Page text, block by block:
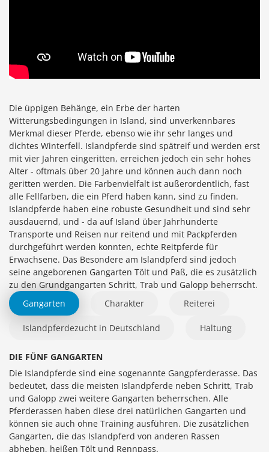
Die üppigen Behänge, ein Erbe der harten
Witterungsbedingungen in Island, sind unverkennbares
Merkmal dieser Pferde, ebenso wie ihr sehr langes und
dichtes Winterfell. Islandpferde sind spätreif und werden erst
mit vier Jahren eingeritten, erreichen jedoch ein sehr hohes
Alter - oftmals über 20 Jahre und können auch dann noch
geritten werden. Die Farbenvielfalt ist außerordentlich, fast
alle Fellfarben, die ein Pferd haben kann, sind zu finden.
Islandpferde haben eine robuste Gesundheit und sind sehr
ausdauernd, und - da auf Island über Jahrhunderte
Transporte und Reisen nur reitend und mit Packpferden
durchgeführt werden konnten, echte Reitpferde für
Erwachsene. Das Besondere am Islandpferd sind jedoch
seine angeborenen Gangarten Tölt und Paß, die es zusätzlich
zu den Grundgangarten Schritt, Trab und Galopp beherrscht.
Gangarten
Charakter Reiterei
Islandpferdezucht in Deutschland Haltung
DIE FÜNF GANGARTEN
Die Islandpferde sind eine sogenannte Gangpferderasse. Das
bedeutet, dass die meisten Islandpferde neben Schritt, Trab
und Galopp zwei weitere Gangarten beherrschen. Alle
Pferderassen haben diese drei natürlichen Gangarten und
können sie auch ohne Training ausführen. Die zusätzlichen
Gangarten, die das Islandpferd von anderen Rassen
abheben, heißen Tölt und Rennpass.